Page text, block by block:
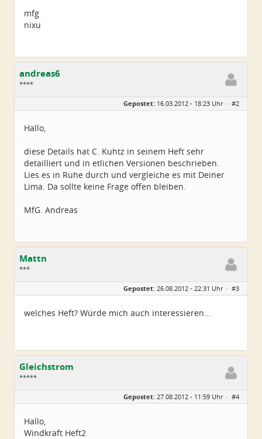
mfg
nixu
andreas6
****
Beiträge:
125
Gepostet: 16.03.2012 - 18:23 Uhr · #2
Hallo,
diese Details hat C. Kuhtz in seinem Heft sehr
detailliert und in etlichen Versionen beschrieben.
Lies es in Ruhe durch und vergleiche es mit Deiner
Lima. Da sollte keine Frage offen bleiben.
MfG. Andreas
Mattn
***
Geschlecht:
keine Angabe
Dabei seit:
01 / 2009
Gepostet: 26.08.2012 - 22:31 Uhr · #3
welches Heft? Würde mich auch interessieren...
Gleichstrom
*****
Beiträge:
258
Gepostet: 27.08.2012 - 11:59 Uhr · #4
Hallo,
Windkraft Heft2